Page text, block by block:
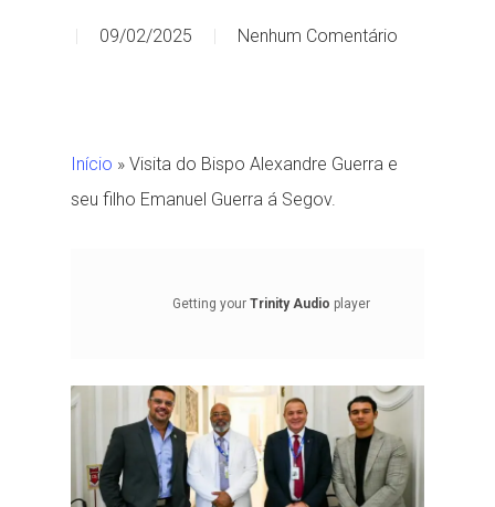
09/02/2025 Nenhum Comentário
Início » Visita do Bispo Alexandre Guerra e
seu filho Emanuel Guerra á Segov.
Getting your Trinity Audio player
ready...